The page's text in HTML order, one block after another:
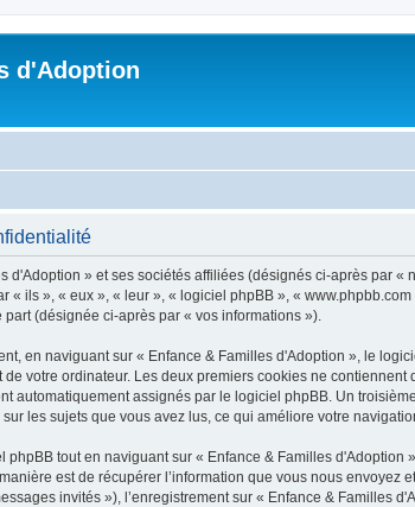
d'Adoption
» et ses sociétés affiliées (désignés ci-après par «
ils », « eux », « leur », « logiciel phpBB », «
(désignée ci-après par « vos informations »).
en naviguant sur « Enfance & Familles d'Adoption », le
votre ordinateur. Les deux premiers cookies ne
automatiquement assignés par le logiciel phpBB. Un
les sujets que vous avez lus, ce qui améliore votre
tout en naviguant sur « Enfance & Familles
est de récupérer l’information que vous nous envoyez
invités »), l’enregistrement sur « Enfance & Familles